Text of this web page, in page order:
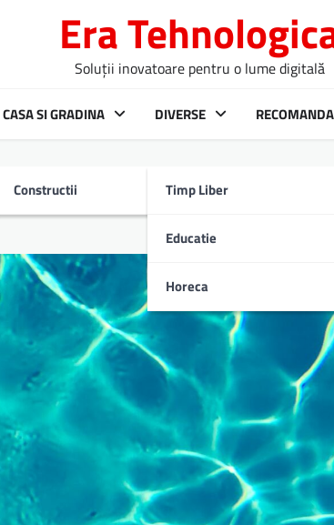
Era
Soluții inovatoare pentru o lume digitală
CASA SI GRADINA
Constructii
DIVERSE
Timp Liber
Educatie
Horeca
în comunicate